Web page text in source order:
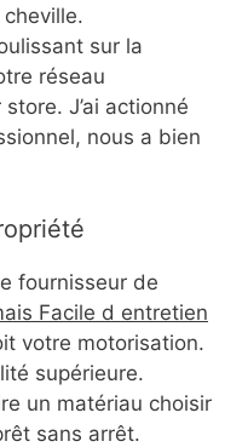
sur la
réseau
J’ai actionné
nous a bien
fournisseur de
Facile d entretien
votre motorisation.
supérieure.
un matériau choisir
sans arrêt.